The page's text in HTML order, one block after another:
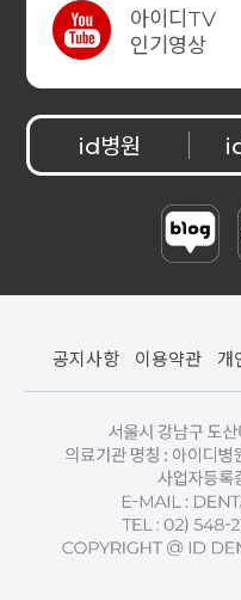
아이디TV
인기영상
id병원
공지사항 이용약관 개